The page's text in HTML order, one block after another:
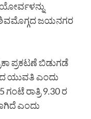
ಜಯನಗರ
ಪ್ರಕಟಣೆ ಬಿಡುಗಡೆ
ಯುವತಿ ಎಂದು
ರಾತ್ರಿ 9.30 ರ
ಎಂದು